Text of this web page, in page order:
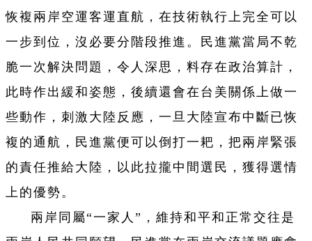
恢複兩岸空運客運直航，在技術執行上完全可以
一步到位，沒必要分階段推進。民進黨當局不乾
脆一次解決問題，令人深思，料存在政治算計，
此時作出緩和姿態，後續還會在台美關係上做一
些動作，刺激大陸反應，一旦大陸宣布中斷已恢
複的通航，民進黨便可以倒打一耙，把兩岸緊張
的責任推給大陸，以此拉攏中間選民，獲得選情
上的優勢。
兩岸同屬“一家人”，維持和平和正常交往是